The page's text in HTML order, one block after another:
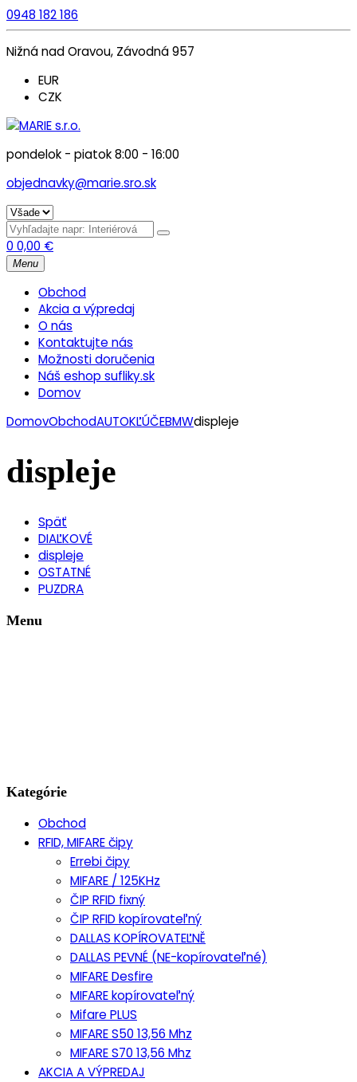
0948 182 186
Nižná nad Oravou, Závodná 957
EUR
CZK
pondelok - piatok 8:00 - 16:00
objednavky@marie.sro.sk
0 0,00 €
Menu
Obchod
Akcia a výpredaj
O nás
Kontaktujte nás
Možnosti doručenia
Náš eshop sufliky.sk
Domov
DomovObchodAUTOKĽÚČEBMWdispleje
displeje
Späť
DIAĽKOVÉ
displeje
OSTATNÉ
PUZDRA
Menu
Kategórie
Obchod
RFID, MIFARE čipy
Errebi čipy
MIFARE / 125KHz
ČIP RFID fixný
ČIP RFID kopírovateľný
DALLAS KOPÍROVATEĽNĚ
DALLAS PEVNÉ (NE-kopírovateľné)
MIFARE Desfire
MIFARE kopírovateľný
Mifare PLUS
MIFARE S50 13,56 Mhz
MIFARE S70 13,56 Mhz
AKCIA A VÝPREDAJ